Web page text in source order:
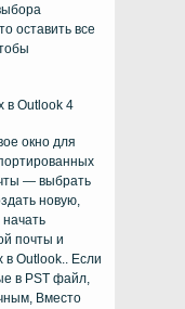
оставить все
окно для
— выбрать
новую,
почты и
Outlook.. Если
в PST файл,
Вместо